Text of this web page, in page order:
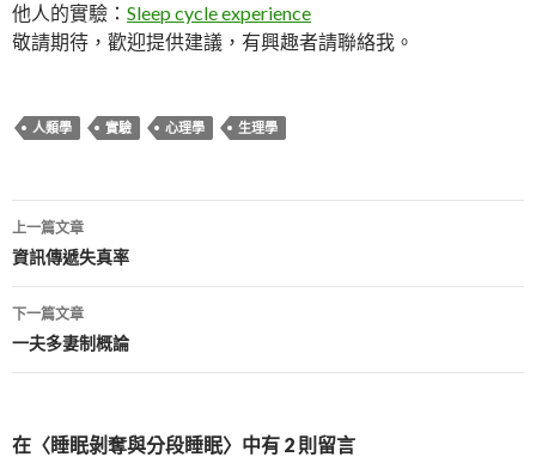
他人的實驗： Sleep cycle experience
敬請期待，歡迎提供建議，有興趣者請聯絡我。
人類學 實驗 心理學 生理學
文
章
導
覽
上一篇文章
資訊傳遞失真率
下一篇文章
一夫多妻制概論
在〈睡眠剝奪與分段睡眠〉中有 2 則留言